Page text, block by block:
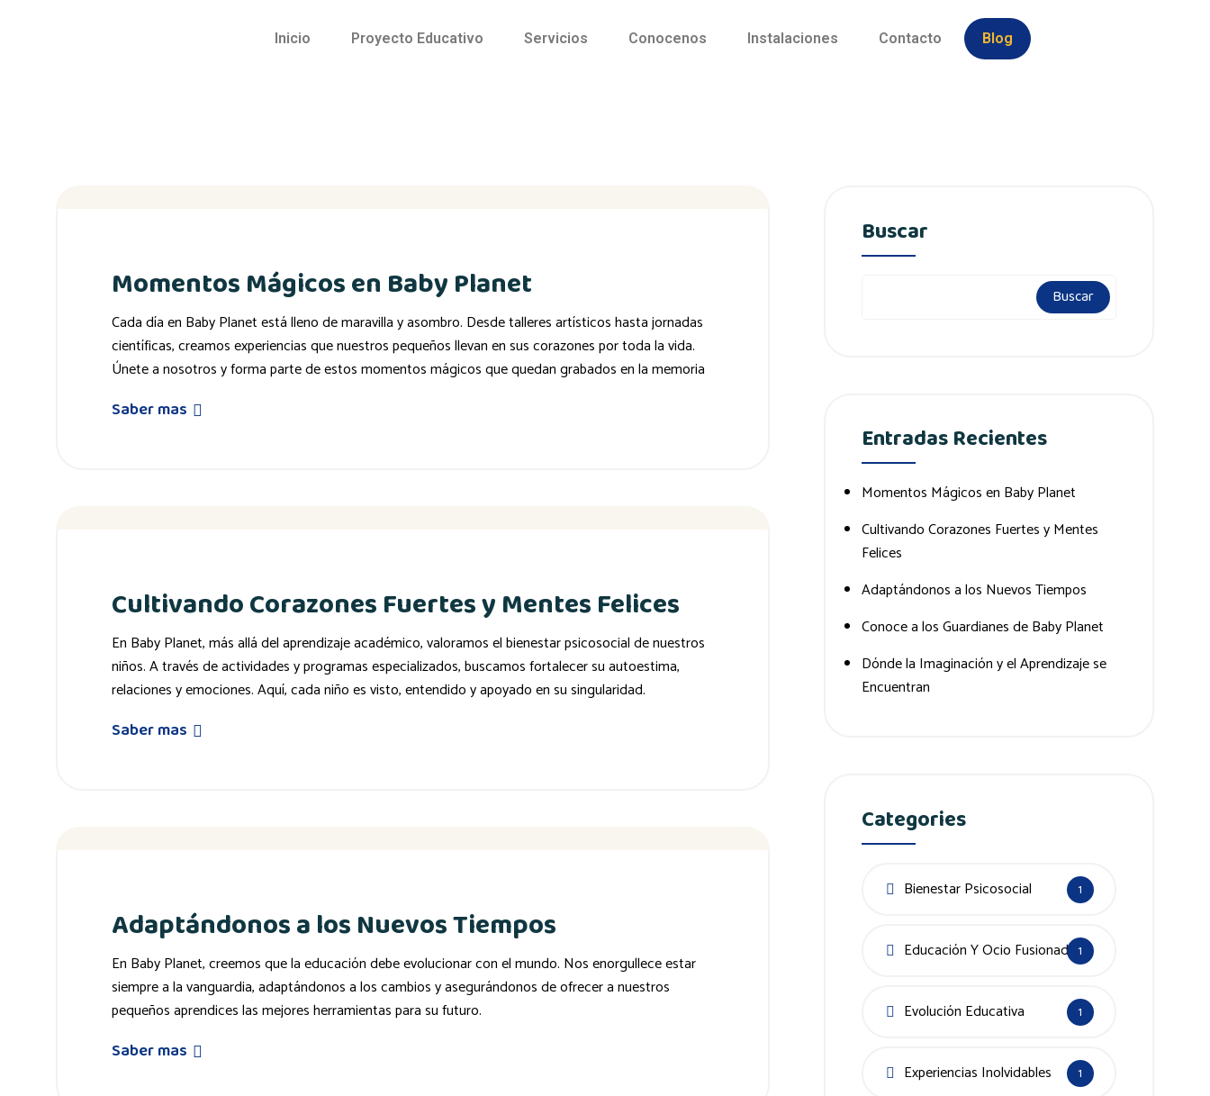
Inicio Proyecto Educativo Servicios Conocenos Instalaciones Contacto Blog
Momentos Mágicos en Baby Planet
Cada día en Baby Planet está lleno de maravilla y asombro. Desde talleres artísticos hasta jornadas
científicas, creamos experiencias que nuestros pequeños llevan en sus corazones por toda la vida.
Únete a nosotros y forma parte de estos momentos mágicos que quedan grabados en la memoria
Saber mas
Cultivando Corazones Fuertes y Mentes Felices
En Baby Planet, más allá del aprendizaje académico, valoramos el bienestar psicosocial de nuestros
niños. A través de actividades y programas especializados, buscamos fortalecer su autoestima,
relaciones y emociones. Aquí, cada niño es visto, entendido y apoyado en su singularidad.
Saber mas
Adaptándonos a los Nuevos Tiempos
En Baby Planet, creemos que la educación debe evolucionar con el mundo. Nos enorgullece estar
siempre a la vanguardia, adaptándonos a los cambios y asegurándonos de ofrecer a nuestros
pequeños aprendices las mejores herramientas para su futuro.
Saber mas
Buscar
Buscar
Entradas Recientes
Momentos Mágicos en Baby Planet
Cultivando Corazones Fuertes y Mentes
Felices
Adaptándonos a los Nuevos Tiempos
Conoce a los Guardianes de Baby Planet
Dónde la Imaginación y el Aprendizaje se
Encuentran
Categories
Bienestar Psicosocial 1
Educación Y Ocio Fusionados1
Evolución Educativa 1
Experiencias Inolvidables 1